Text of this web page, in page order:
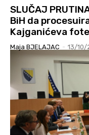
SLUČAJ
BiH da
Kajganićeva
Maja BJELAJAC - 13/10/